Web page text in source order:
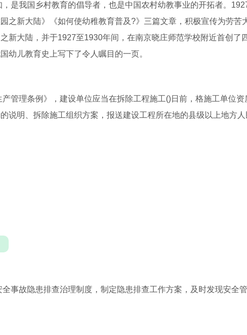
是我国乡村教育的倡导者，也是中国农村幼教事业的开拓者。
之新大陆》《如何使幼稚教育普及?》三篇文章，积极宣传为劳苦
新大陆，并于1927至1930年间，在南京晓庄师范学校附近首创了
幼儿教育史上写下了令人瞩目的一页。
管理条例》，建设单位应当在拆除工程施工()日前，格施工单位
说明、拆除施工组织方案，报送建设工程所在地的县级以上地方
事故隐患排查治理制度，制定隐患排查工作方案，及时发现安全